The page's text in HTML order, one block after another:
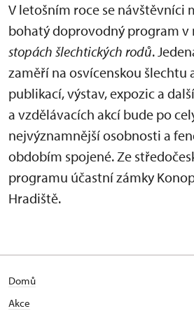
V letošním roce se návštěvníci
bohatý doprovodný program v
stopách šlechtických rodů.
zaměří na osvícenskou
publikací, výstav, expozic a
a vzdělávacích akcí bude po
nejvýznamnější osobnosti a
obdobím spojené. Ze
programu účastní zámky
Hradiště.
Domů
Akce